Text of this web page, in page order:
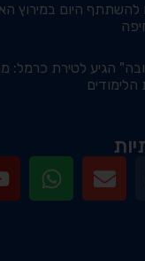
להשתתף היום במירוץ
הגיע לטירת כרמל: